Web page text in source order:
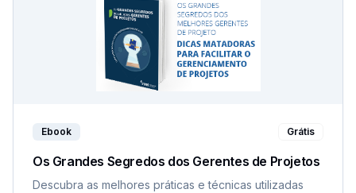
Ebook Grátis
Os Grandes Segredos dos Gerentes de Projetos
Descubra as melhores práticas e técnicas utilizadas